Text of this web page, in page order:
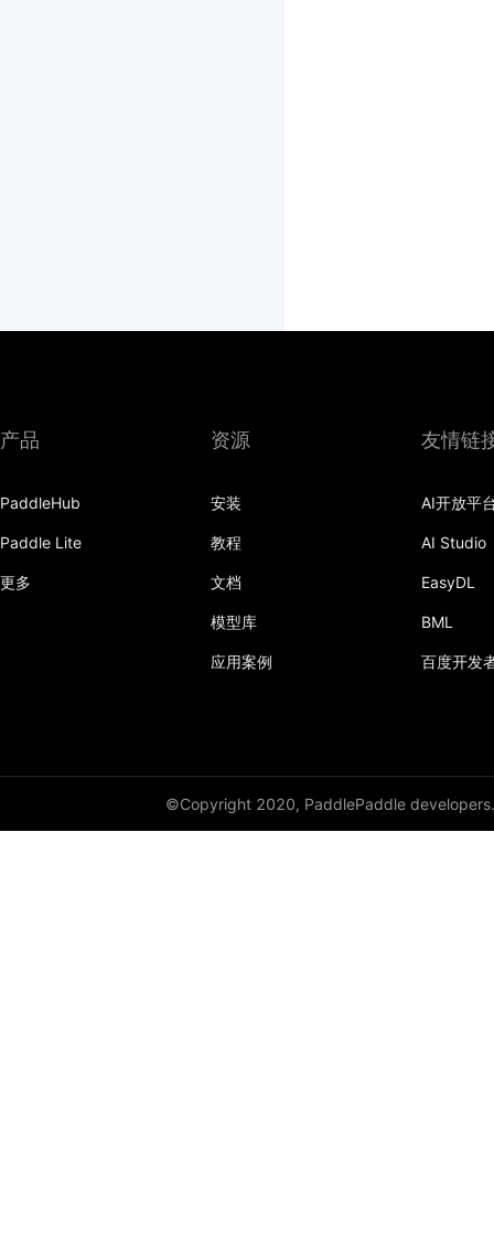
产品
PaddleHub
Paddle Lite
更多
资源
安装
教程
文档
模型库
应用案例
友情链
AI开放平
AI Studio
EasyDL
BML
百度开发
©Copyright 2020, PaddlePaddle developers.